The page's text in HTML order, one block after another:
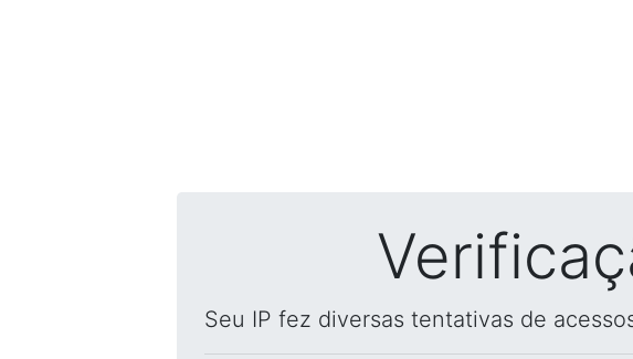
Seu IP fez diversas tentativas de